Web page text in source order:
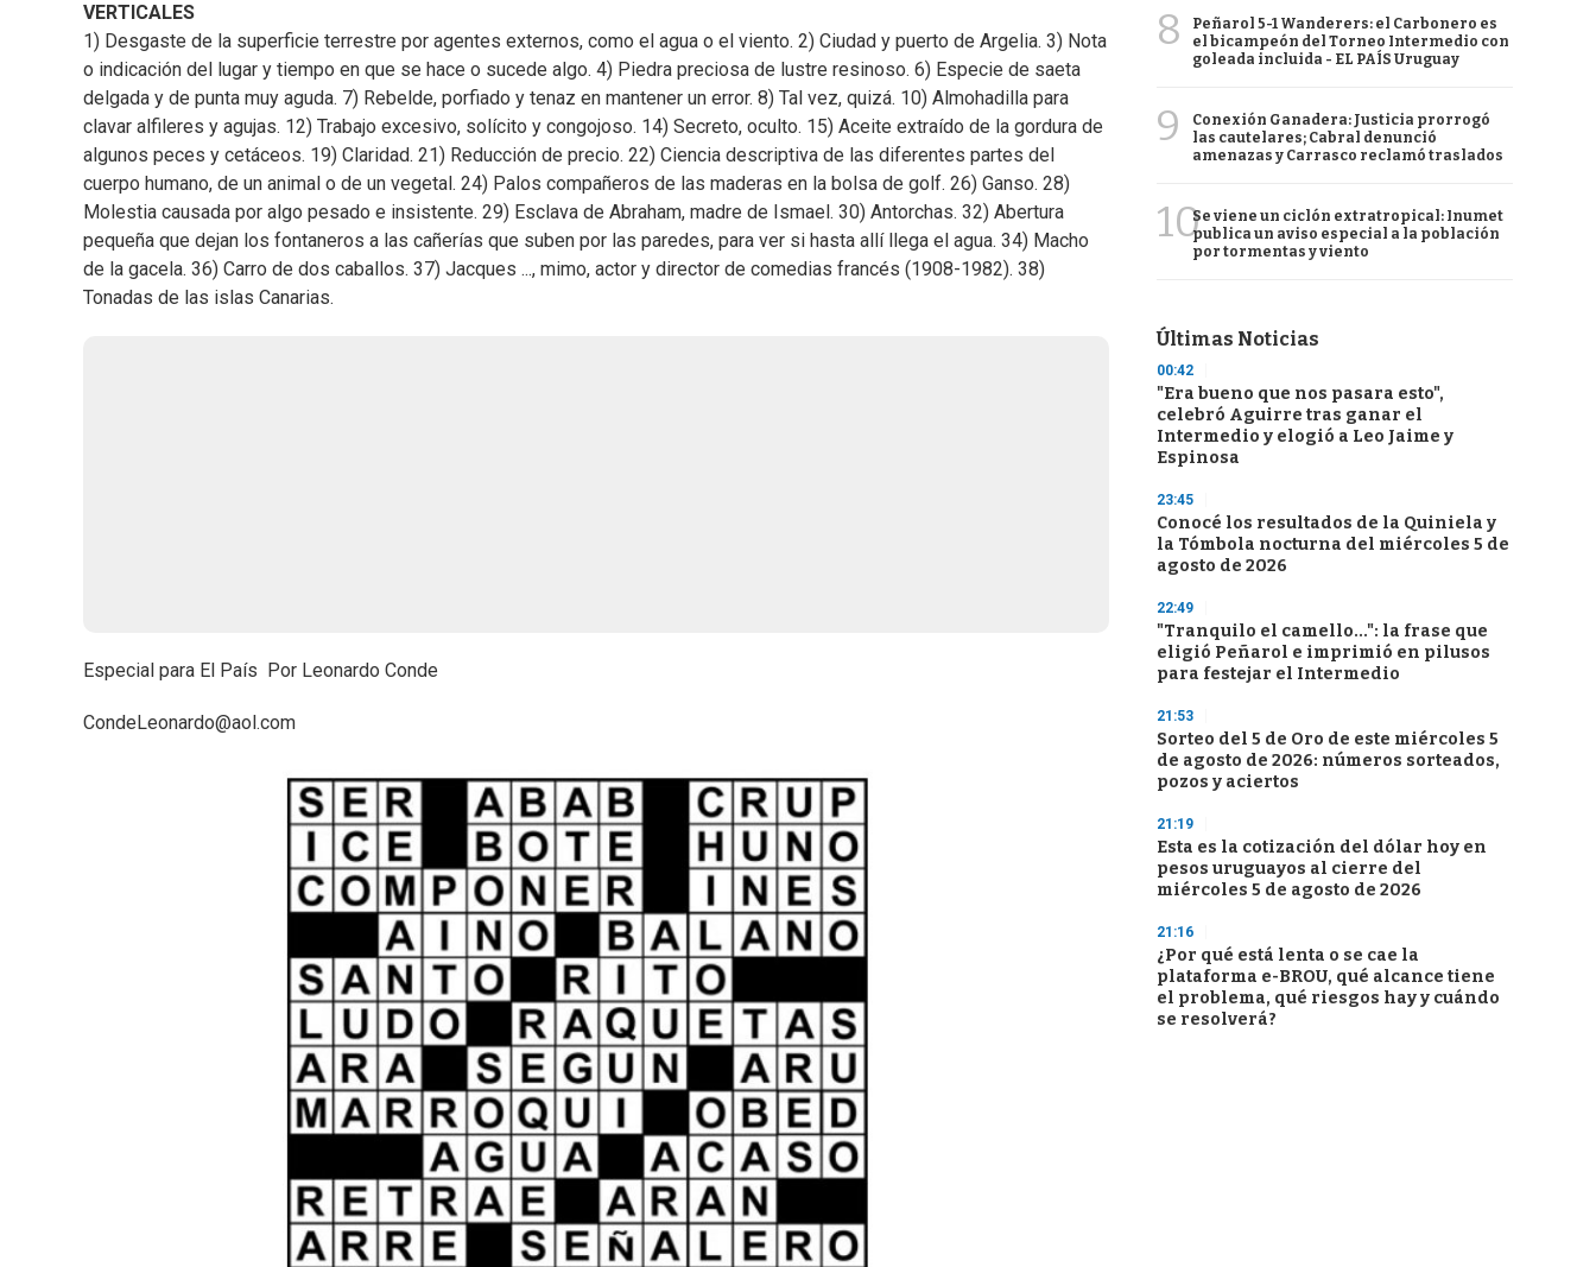
VERTICALES
1) Desgaste de la superficie terrestre por agentes externos, como el agua o el viento. 2) Ciudad y puerto de Argelia. 3) Nota
o indicación del lugar y tiempo en que se hace o sucede algo. 4) Piedra preciosa de lustre resinoso. 6) Especie de saeta
delgada y de punta muy aguda. 7) Rebelde, porfiado y tenaz en mantener un error. 8) Tal vez, quizá. 10) Almohadilla para
clavar alfileres y agujas. 12) Trabajo excesivo, solícito y congojoso. 14) Secreto, oculto. 15) Aceite extraído de la gordura de
algunos peces y cetáceos. 19) Claridad. 21) Reducción de precio. 22) Ciencia descriptiva de las diferentes partes del
cuerpo humano, de un animal o de un vegetal. 24) Palos compañeros de las maderas en la bolsa de golf. 26) Ganso. 28)
Molestia causada por algo pesado e insistente. 29) Esclava de Abraham, madre de Ismael. 30) Antorchas. 32) Abertura
pequeña que dejan los fontaneros a las cañerías que suben por las paredes, para ver si hasta allí llega el agua. 34) Macho
de la gacela. 36) Carro de dos caballos. 37) Jacques ..., mimo, actor y director de comedias francés (1908-1982). 38)
Tonadas de las islas Canarias.
Especial para El País Por Leonardo Conde
CondeLeonardo@aol.com
8
Peñarol 5-1 Wanderers: el Carbonero es
el bicampeón del Torneo Intermedio con
goleada incluida - EL PAÍS Uruguay
9
Conexión Ganadera: Justicia prorrogó
las cautelares; Cabral denunció
amenazas y Carrasco reclamó traslados
10Se viene un ciclón extratropical: Inumet
publica un aviso especial a la población
por tormentas y viento
Últimas Noticias
00:42
"Era bueno que nos pasara esto",
celebró Aguirre tras ganar el
Intermedio y elogió a Leo Jaime y
Espinosa
23:45
Conocé los resultados de la Quiniela y
la Tómbola nocturna del miércoles 5 de
agosto de 2026
22:49
"Tranquilo el camello...": la frase que
eligió Peñarol e imprimió en pilusos
para festejar el Intermedio
21:53
Sorteo del 5 de Oro de este miércoles 5
de agosto de 2026: números sorteados,
pozos y aciertos
21:19
Esta es la cotización del dólar hoy en
pesos uruguayos al cierre del
miércoles 5 de agosto de 2026
21:16
¿Por qué está lenta o se cae la
plataforma e-BROU, qué alcance tiene
el problema, qué riesgos hay y cuándo
se resolverá?